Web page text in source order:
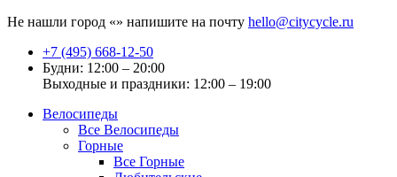
Не нашли город «» напишите на почту hello@citycycle.ru
+7 (495) 668-12-50
Будни: 12:00 – 20:00
Выходные и праздники: 12:00 – 19:00
Велосипеды
Все Велосипеды
Горные
Все Горные